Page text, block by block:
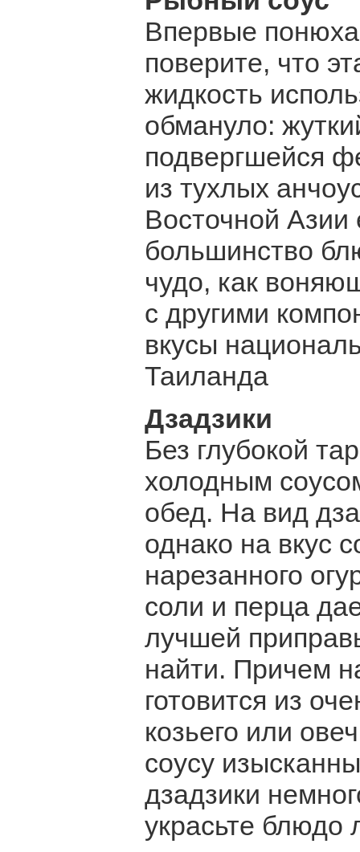
Впервые
поверите, что
жидкость
обмануло:
подвергшейся
из тухлых
Восточной Азии
большинство
чудо, как
с другими
вкусы
Таиланда
Дзадзики
Без глубокой
холодным
обед. На вид
однако на вкус
нарезанного
соли и перца
лучшей
найти. Причем
готовится из
козьего или
соусу
дзадзики
украсьте блюдо